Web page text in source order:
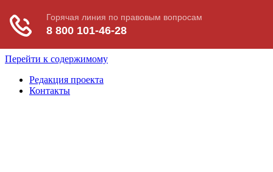
Перейти к содержимому
Редакция проекта
Контакты